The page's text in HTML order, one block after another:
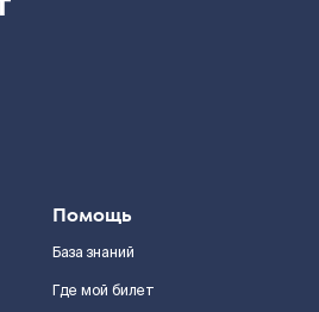
Помощь
База знаний
Где мой билет